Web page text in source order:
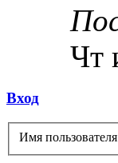
Чт
Вход
Имя